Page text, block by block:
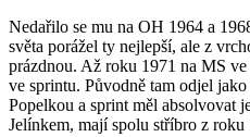
Nedařilo se mu na OH 1964 a
světa porážel ty nejlepší, ale z
prázdnou. Až roku 1971 na MS
ve sprintu. Původně tam odjel
Popelkou a sprint měl absolvovat
Jelínkem, mají spolu stříbro z roku